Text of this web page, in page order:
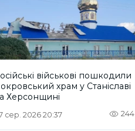
військові пошкодили
храм у Станіславі
Херсонщині
сер. 2026 20:37 244